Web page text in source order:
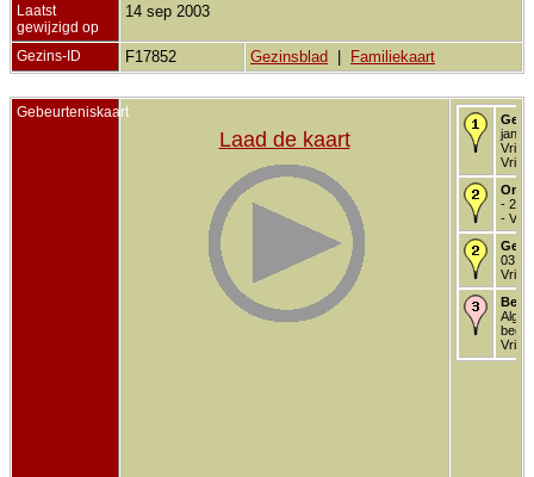
Laatst
gewijzigd op
14 sep 2003
Gezins-ID F17852 Gezinsblad Familiekaart
Gebeurteniskaart
Laad de kaart
jan
- 20
-
03
Alg.